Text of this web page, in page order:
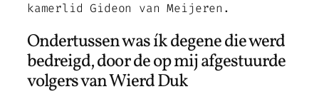
kamerlid Gideon van Meijeren.
Ondertussen was ík degene die werd
bedreigd, door de op mij afgestuurde
volgers van Wierd Duk